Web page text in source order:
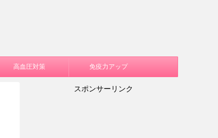
高血圧対策 免疫力アップ
スポンサーリンク